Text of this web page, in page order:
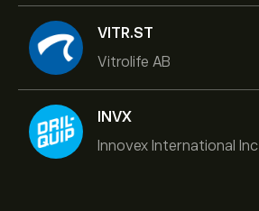
VITR.ST
Vitrolife AB
INVX
Innovex International Inc